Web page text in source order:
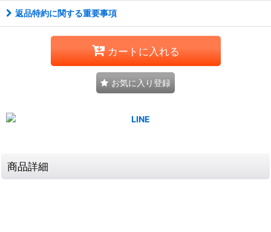
返品特約に関する重要事項
カートに入れる
お気に入り登録
商品詳細